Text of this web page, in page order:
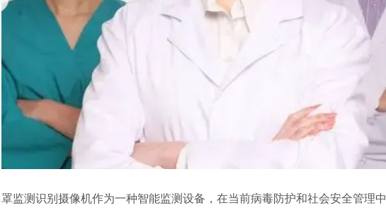
监测识别摄像机作为一种智能监测设备，在当前病毒防护和社会安全管理